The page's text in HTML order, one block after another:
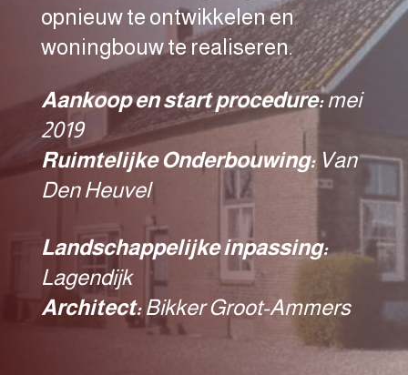
opnieuw te ontwikkelen en
woningbouw te realiseren.
Aankoop en start procedure:mei
2019
Ruimtelijke Onderbouwing: Van
Den Heuvel
Landschappelijke inpassing:
Lagendijk
Architect:Bikker Groot-Ammers